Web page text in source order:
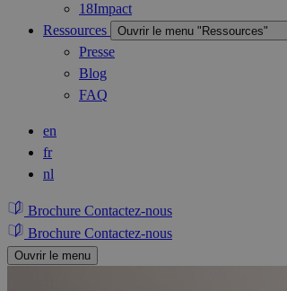
18Impact
Ressources
Ouvrir le menu "Ressources"
Presse
Blog
FAQ
en
fr
nl
Brochure Contactez-nous
Brochure Contactez-nous
Ouvrir le menu